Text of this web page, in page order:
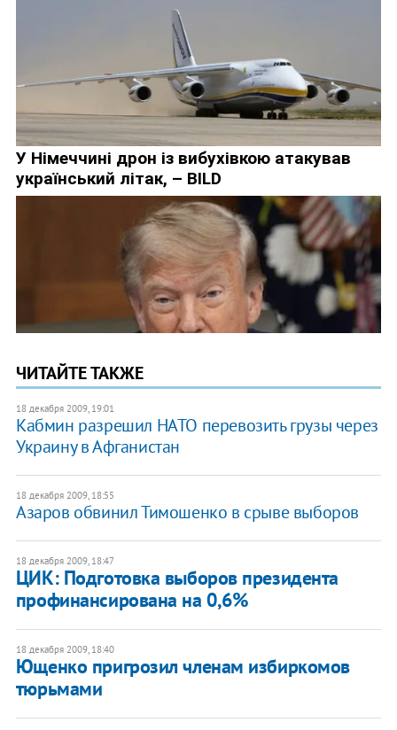
ЧИТАЙТЕ ТАКЖЕ
18 декабря 2009, 19:01
Кабмин разрешил НАТО перевозить грузы через
Украину в Афганистан
18 декабря 2009, 18:55
Азаров обвинил Тимошенко в срыве выборов
18 декабря 2009, 18:47
ЦИК: Подготовка выборов президента
профинансирована на 0,6%
18 декабря 2009, 18:40
Ющенко пригрозил членам избиркомов
тюрьмами